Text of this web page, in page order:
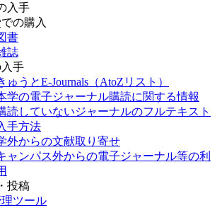
入手
の購入
書
誌
手
ゅうとE-Journals（AtoZリスト）
学の電子ジャーナル購読に関する情報
読していないジャーナルのフルテキスト
手方法
外からの文献取り寄せ
ャンパス外からの電子ジャーナル等の利
投稿
ツール